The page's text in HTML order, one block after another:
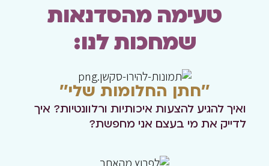
טעימה מהסדנאות
שמחכות לנו:
''חתן החלומות שלי''
ואיך להגיע להצעות איכותיות ורלוונטיות? איך
לדייק את מי בעצם אני מחפשת?